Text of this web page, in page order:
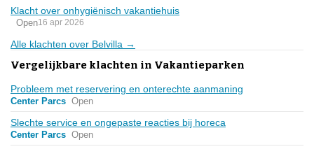
Klacht over onhygiënisch vakantiehuis
Open16 apr 2026
Alle klachten over Belvilla →
Vergelijkbare klachten in Vakantieparken
Probleem met reservering en onterechte aanmaning
Center Parcs Open
Slechte service en ongepaste reacties bij horeca
Center Parcs Open